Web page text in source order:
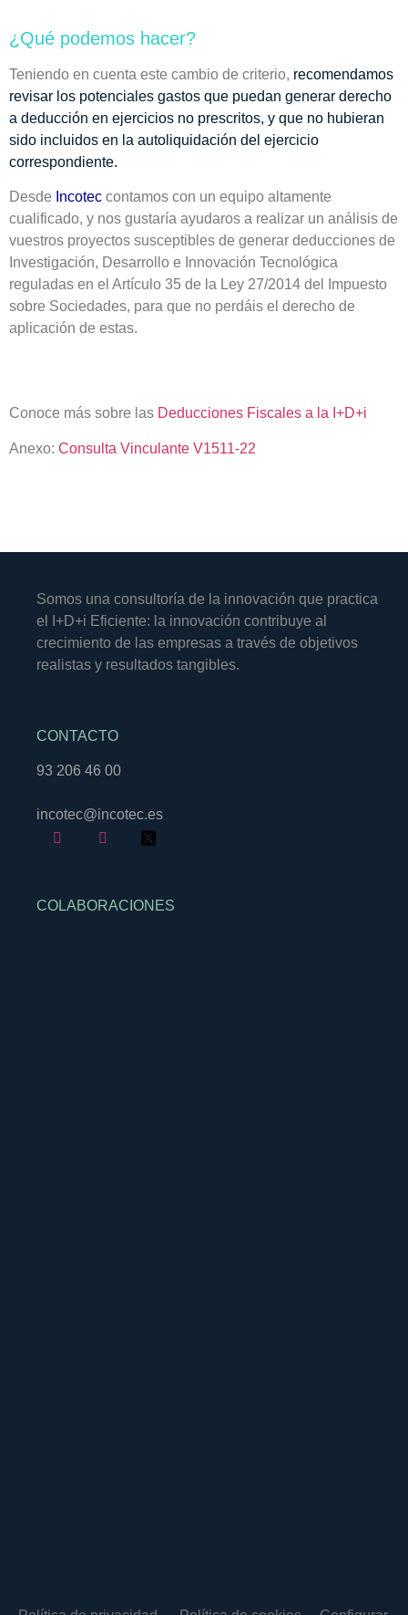
¿Qué podemos hacer?
Teniendo en cuenta este cambio de criterio, recomendamos
revisar los potenciales gastos que puedan generar derecho
a deducción en ejercicios no prescritos, y que no hubieran
sido incluidos en la autoliquidación del ejercicio
correspondiente.
Desde Incotec contamos con un equipo altamente
cualificado, y nos gustaría ayudaros a realizar un análisis de
vuestros proyectos susceptibles de generar deducciones de
Investigación, Desarrollo e Innovación Tecnológica
reguladas en el Artículo 35 de la Ley 27/2014 del Impuesto
sobre Sociedades, para que no perdáis el derecho de
aplicación de estas.
Conoce más sobre las Deducciones Fiscales a la I+D+i
Anexo: Consulta Vinculante V1511-22
Somos una consultoría de la innovación que practica
el I+D+i Eficiente: la innovación contribuye al
crecimiento de las empresas a través de objetivos
realistas y resultados tangibles.
CONTACTO
93 206 46 00
incotec@incotec.es
COLABORACIONES